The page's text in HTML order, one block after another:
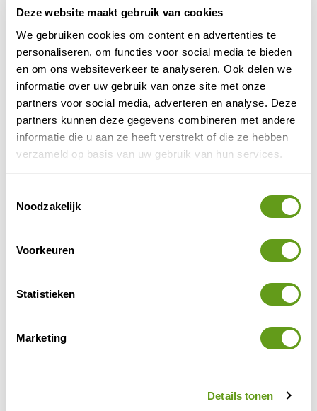
Deze website maakt gebruik van cookies
We gebruiken cookies om content en advertenties te
personaliseren, om functies voor social media te bieden
en om ons websiteverkeer te analyseren. Ook delen we
informatie over uw gebruik van onze site met onze
partners voor social media, adverteren en analyse. Deze
partners kunnen deze gegevens combineren met andere
informatie die u aan ze heeft verstrekt of die ze hebben
verzameld op basis van uw gebruik van hun services.
Noodzakelijk
Voorkeuren
Statistieken
Marketing
Details tonen
Op het borstriempje ziet een fluitje voor noodgevallen.
5. Extern ventilatiesysteem
Op de achterkant zit een goed ventilatiesysteem zodat
je niet met een bezwete rug rond hoeft te lopen. Het
AirScape™ achterpaneel van schuim zorgt voor een
ademende, nauwsluitende pasvorm.
© Naturescanner